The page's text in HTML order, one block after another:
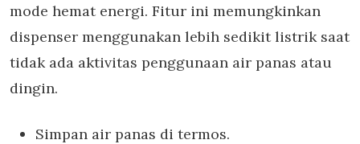
mode hemat energi. Fitur ini memungkinkan
dispenser menggunakan lebih sedikit listrik saat
tidak ada aktivitas penggunaan air panas atau
dingin.
Simpan air panas di termos.